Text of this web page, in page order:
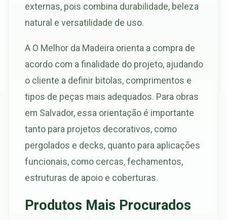
externas, pois combina durabilidade, beleza
natural e versatilidade de uso.
A O Melhor da Madeira orienta a compra de
acordo com a finalidade do projeto, ajudando
o cliente a definir bitolas, comprimentos e
tipos de peças mais adequados. Para obras
em Salvador, essa orientação é importante
tanto para projetos decorativos, como
pergolados e decks, quanto para aplicações
funcionais, como cercas, fechamentos,
estruturas de apoio e coberturas.
Produtos Mais Procurados